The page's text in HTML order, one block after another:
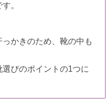
。
かきのため、靴の中も
びのポイントの1つに